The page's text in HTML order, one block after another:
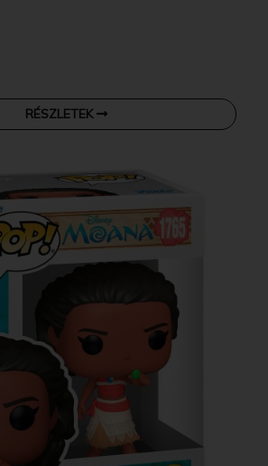
RÉSZLETEK